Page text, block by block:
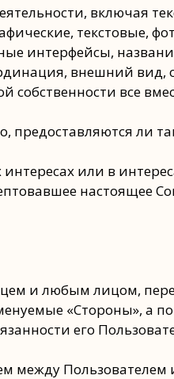
включая
текстовые,
интерфейсы,
внешний
собственности все
предоставляются ли
или в
настоящее
и любым лицом,
«Стороны», а по
его
Пользователем